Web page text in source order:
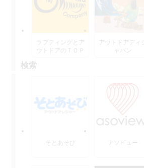
ラフティングとア
ウトドアのＴＯＰ
アウトドアディジ
検索
そとあそび アソビュー